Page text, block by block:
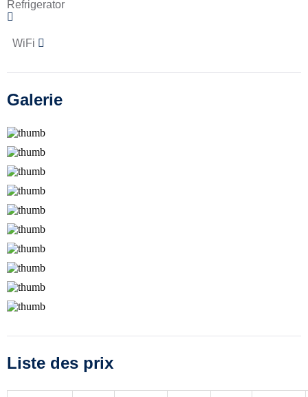
Refrigerator
WiFi
Galerie
Liste des prix